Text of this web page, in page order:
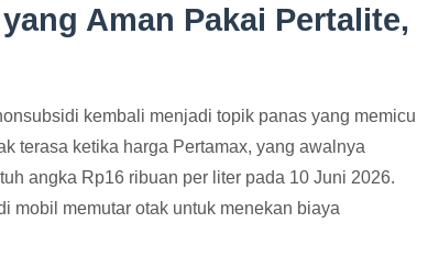
Aman Pakai Pertalite,
kembali menjadi topik panas yang memicu
terasa ketika harga Pertamax, yang awalnya
angka Rp16 ribuan per liter pada 10 Juni 2026.
mobil memutar otak untuk menekan biaya